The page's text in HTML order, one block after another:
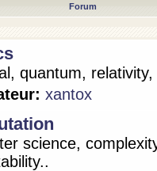
Forum
quantum,
xantox
science,